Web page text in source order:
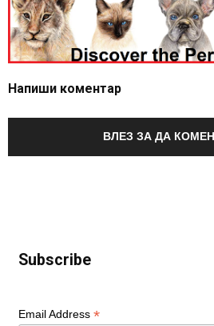
Напиши коментар
ВЛЕЗ ЗА ДА
Subscribe
Email Address *